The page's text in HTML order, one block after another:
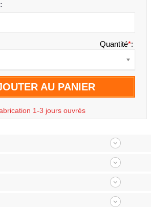
Quantité*:
AU PANIER
1-3 jours ouvrés